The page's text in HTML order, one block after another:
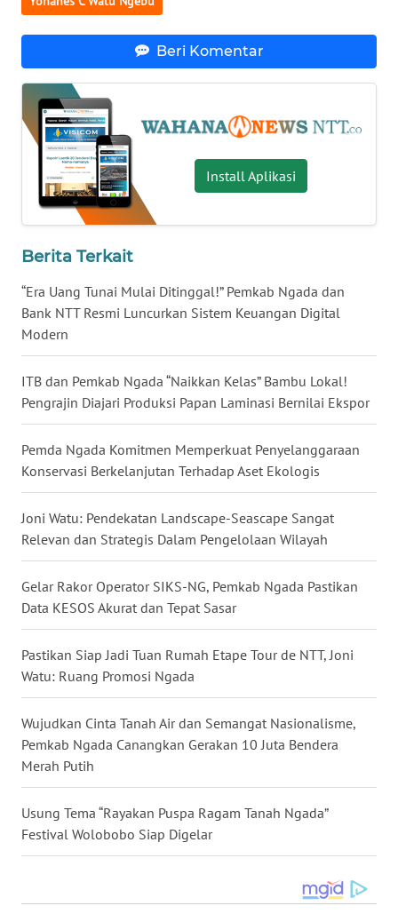
Beri Komentar
Install Aplikasi
Berita Terkait
“Era Uang Tunai Mulai Ditinggal!” Pemkab Ngada dan
Bank NTT Resmi Luncurkan Sistem Keuangan Digital
Modern
ITB dan Pemkab Ngada “Naikkan Kelas” Bambu Lokal!
Pengrajin Diajari Produksi Papan Laminasi Bernilai Ekspor
Pemda Ngada Komitmen Memperkuat Penyelanggaraan
Konservasi Berkelanjutan Terhadap Aset Ekologis
Joni Watu: Pendekatan Landscape-Seascape Sangat
Relevan dan Strategis Dalam Pengelolaan Wilayah
Gelar Rakor Operator SIKS-NG, Pemkab Ngada Pastikan
Data KESOS Akurat dan Tepat Sasar
Pastikan Siap Jadi Tuan Rumah Etape Tour de NTT, Joni
Watu: Ruang Promosi Ngada
Wujudkan Cinta Tanah Air dan Semangat Nasionalisme,
Pemkab Ngada Canangkan Gerakan 10 Juta Bendera
Merah Putih
Usung Tema “Rayakan Puspa Ragam Tanah Ngada”
Festival Wolobobo Siap Digelar
JATENG
WN
NUSANTARA
WN
JOGJA
WN
JATIM
WN
BALI
WN
KALBAR
WN
KALTENG
WN
KALTARA
KALSEL
KALTIM
SULSEL
WN
GORONTALO
WN
SULUT
WN